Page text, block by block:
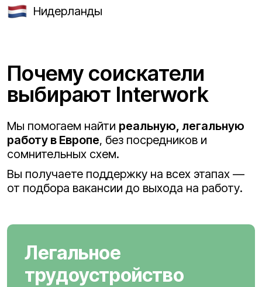
Нидерланды
Почему соискатели
выбирают Interwork
Мы помогаем найти реальную, легальную
работу в Европе, без посредников и
сомнительных схем.
Вы получаете поддержку на всех этапах —
от подбора вакансии до выхода на работу.
Легальное
трудоустройство